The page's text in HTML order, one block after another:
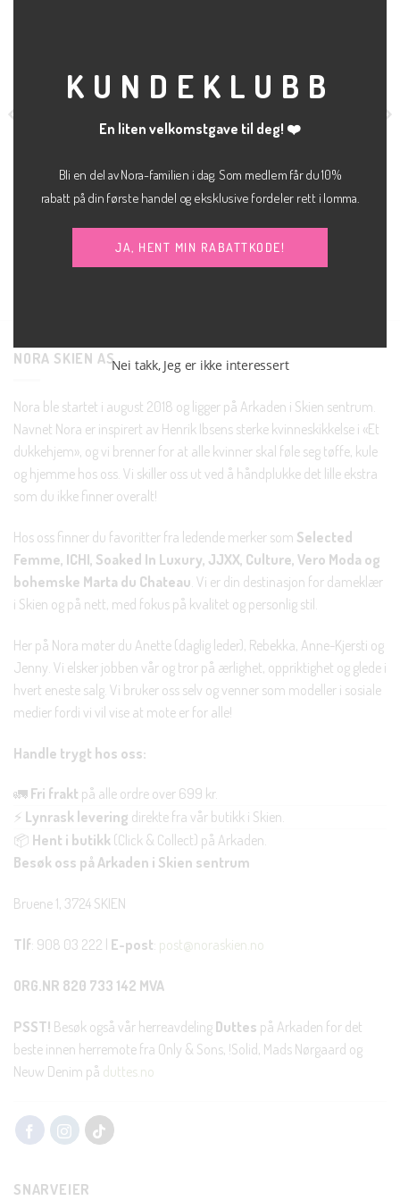
Mønstrete skjørt sky
Sally shapewear
kr200.00
NORA SKIEN AS
Nora ble startet i august 2018 og ligger på Arkaden i Skien sentrum.
Navnet Nora er inspirert av Henrik Ibsens sterke kvinneskikkelse i «Et
dukkehjem», og vi brenner for at alle kvinner skal føle seg tøffe, kule
og hjemme hos oss. Vi skiller oss ut ved å håndplukke det lille ekstra
som du ikke finner overalt!
Hos oss finner du favoritter fra ledende merker som Selected
Femme, ICHI, Soaked In Luxury, JJXX, Culture, Vero Moda og
bohemske Marta du Chateau . Vi er din destinasjon for dameklær
i Skien og på nett, med fokus på kvalitet og personlig stil.
Her på Nora møter du Anette (daglig leder), Rebekka, Anne-Kjersti og
Jenny. Vi elsker jobben vår og tror på ærlighet, oppriktighet og glede i
hvert eneste salg. Vi bruker oss selv og venner som modeller i sosiale
medier fordi vi vil vise at mote er for alle!
Handle trygt hos oss:
🚛 Fri frakt på alle ordre over 699 kr.
⚡ Lynrask levering direkte fra vår butikk i Skien.
📦 Hent i butikk (Click & Collect) på Arkaden.
Besøk oss på Arkaden i Skien sentrum
Bruene 1, 3724 SKIEN
Tlf: 908 03 222 | E-post: post@noraskien.no
ORG.NR 820 733 142 MVA
PSST! Besøk også vår herreavdeling Duttes på Arkaden for det
beste innen herremote fra Only & Sons, !Solid, Mads Nørgaard og
Neuw Denim på duttes.no
SNARVEIER
KUNDEKLUBB
En liten velkomstgave til deg! ❤️
Bli en del av Nora-familien i dag. Som medlem får du 10%
rabatt på din første handel og eksklusive fordeler rett i lomma.
JA, HENT MIN RABATTKODE!
Nei takk, Jeg er ikke interessert